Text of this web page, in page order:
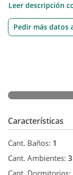
espacio para
distribuidor hacia
completo, muy
Leer descripción
Pedir más datos
Características
Cant. Baños: 1
Cant. Ambientes: 3
Cant. Dormitorios: